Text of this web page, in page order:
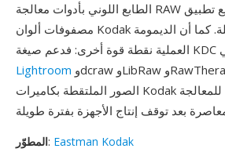
الطابع اللوني بأدوات معالجة RAW حديثة تستطيع تطبيق
مصفوفات ألوان Kodak الأصلية أو تفسيرات بديلة. كما أن الديمومة
Lightroom
الصور الملتقطة بكاميرات Kodak الاستهلاكية قابلة للمعالجة
المطوّر: Eastman Kodak